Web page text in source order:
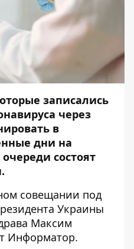
записались
через
в
дни на
состоят
совещании под
Украины
Максим
Информатор.